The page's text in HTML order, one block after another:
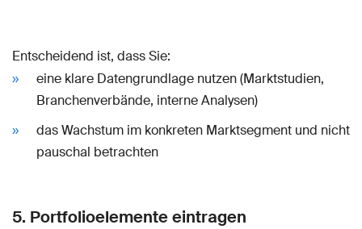
Entscheidend ist, dass Sie:
eine klare Datengrundlage nutzen (Marktstudien,
Branchenverbände, interne Analysen)
das Wachstum im konkreten Marktsegment und nicht
pauschal betrachten
5. Portfolioelemente eintragen